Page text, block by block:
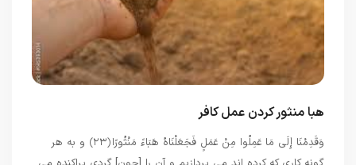
هبا منثور کردن عمل کافر
وَقَدِمْنَا إِلَى مَا عَمِلُوا مِنْ عَمَلٍ فَجَعَلْنَاهُ هَبَاءً مَنْثُورًا ﴿۲۳﴾ و به هر